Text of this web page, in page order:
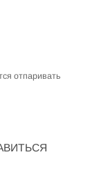
отпаривать